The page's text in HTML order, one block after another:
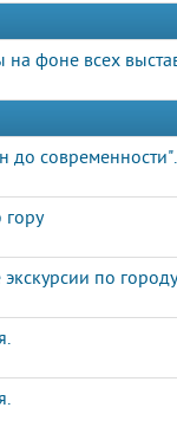
фоне всех
до современности".
гору
по городу